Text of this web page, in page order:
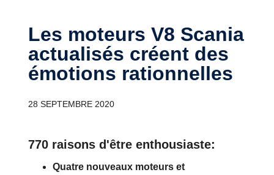
Les moteurs V8 Scania
actualisés créent des
émotions rationnelles
28 SEPTEMBRE 2020
770 raisons d'être enthousiaste:
Quatre nouveaux moteurs et